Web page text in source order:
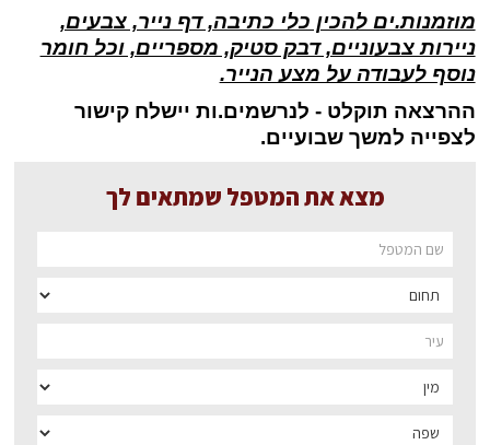
מוזמנות.ים להכין כלי כתיבה, דף נייר, צבעים,
ניירות צבעוניים, דבק סטיק, מספריים, וכל חומר
נוסף לעבודה על מצע הנייר.
ההרצאה תוקלט - לנרשמים.ות יישלח קישור
לצפייה למשך שבועיים.
מצא את המטפל שמתאים לך